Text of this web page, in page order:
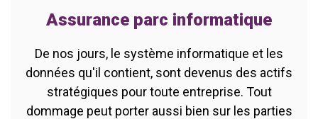
Assurance parc informatique
De nos jours, le système informatique et les
données qu'il contient, sont devenus des actifs
stratégiques pour toute entreprise. Tout
dommage peut porter aussi bien sur les parties